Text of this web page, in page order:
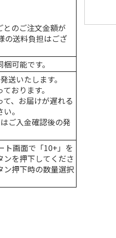
とのご注文金額が
の送料負担はござ
可能です。
送いたします。
おります。
、お届けが遅れる
。
ご入金確認後の発
ト画面で「10+」を
を押下してくださ
ン押下時の数量選択